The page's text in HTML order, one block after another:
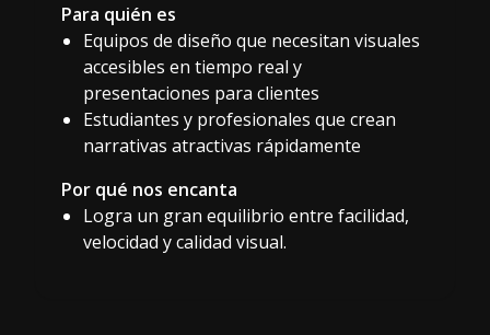
Para quién es
Equipos de diseño que necesitan visuales
accesibles en tiempo real y
presentaciones para clientes
Estudiantes y profesionales que crean
narrativas atractivas rápidamente
Por qué nos encanta
Logra un gran equilibrio entre facilidad,
velocidad y calidad visual.